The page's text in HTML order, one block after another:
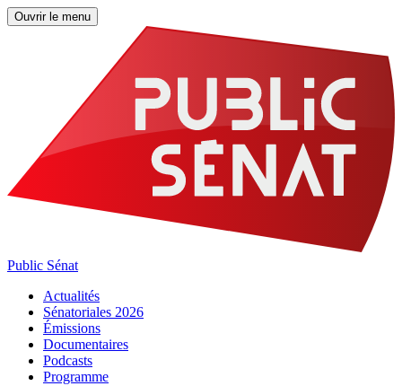
Ouvrir le menu
Public Sénat
Actualités
Sénatoriales 2026
Émissions
Documentaires
Podcasts
Programme